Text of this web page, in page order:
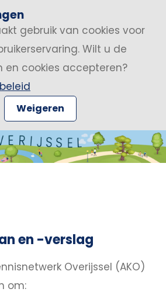
gebruik van cookies voor
Wilt u de
en cookies accepteren?
Weigeren
en -verslag
Overijssel (AKO)
om: